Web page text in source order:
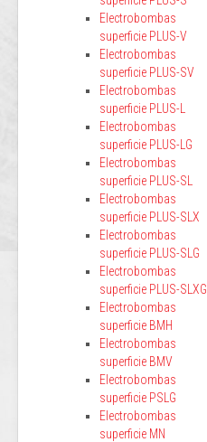
Electrobombas
superficie PLUS-V
Electrobombas
superficie PLUS-SV
Electrobombas
superficie PLUS-L
Electrobombas
superficie PLUS-LG
Electrobombas
superficie PLUS-SL
Electrobombas
superficie PLUS-SLX
Electrobombas
superficie PLUS-SLG
Electrobombas
superficie PLUS-SLXG
Electrobombas
superficie BMH
Electrobombas
superficie BMV
Electrobombas
superficie PSLG
Electrobombas
superficie MN